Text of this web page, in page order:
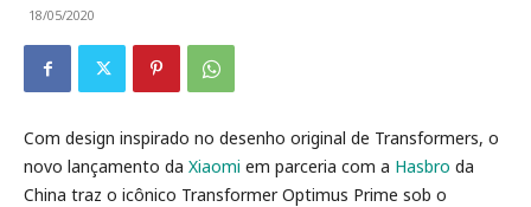
18/05/2020
Com design inspirado no desenho original de Transformers, o
novo lançamento da Xiaomi em parceria com a Hasbro da
China traz o icônico Transformer Optimus Prime sob o